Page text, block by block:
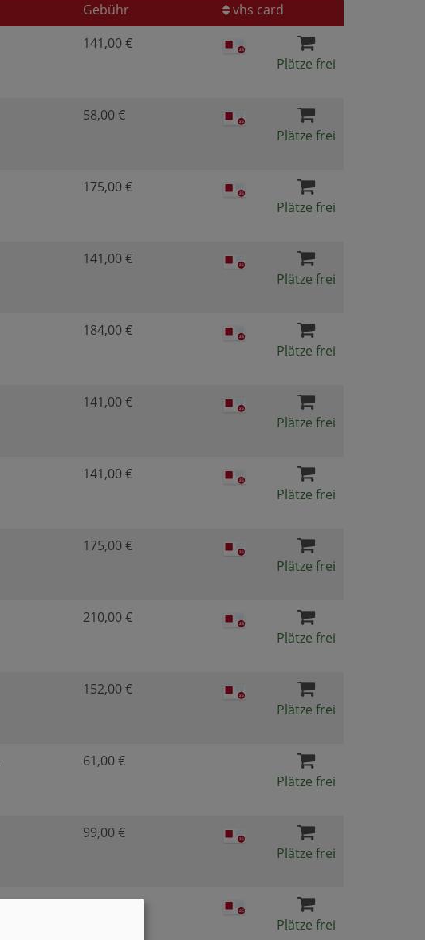
Gebühr
vhs card
141,00 €
Plätze frei
58,00 €
Plätze frei
175,00 €
Plätze frei
141,00 €
Plätze frei
184,00 €
Plätze frei
141,00 €
Plätze frei
141,00 €
Plätze frei
175,00 €
Plätze frei
210,00 €
Plätze frei
152,00 €
Plätze frei
61,00 €
Plätze frei
99,00 €
Plätze frei
99,00 €
Plätze frei